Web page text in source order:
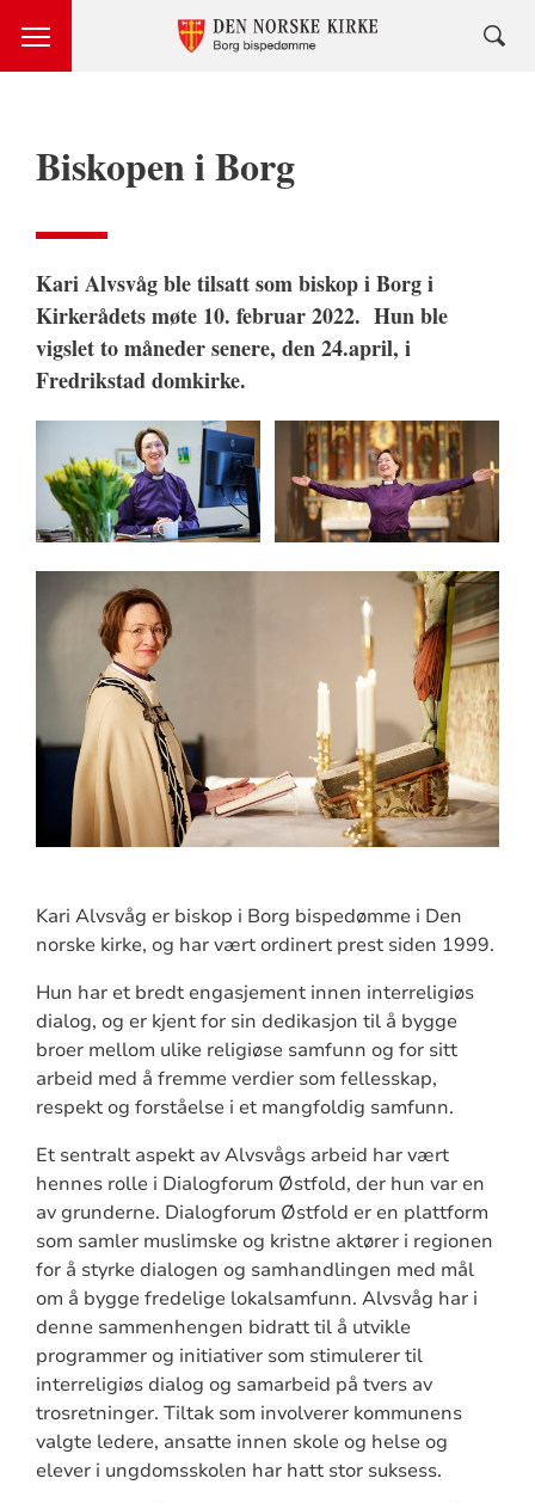
Biskopen i Borg
Kari Alvsvåg ble tilsatt som biskop i Borg i
Kirkerådets møte 10. februar 2022. Hun ble
vigslet to måneder senere, den 24.april, i
Fredrikstad domkirke.
Kari Alvsvåg er biskop i Borg bispedømme i Den
norske kirke, og har vært ordinert prest siden 1999.
Hun har et bredt engasjement innen interreligiøs
dialog, og er kjent for sin dedikasjon til å bygge
broer mellom ulike religiøse samfunn og for sitt
arbeid med å fremme verdier som fellesskap,
respekt og forståelse i et mangfoldig samfunn.
Et sentralt aspekt av Alvsvågs arbeid har vært
hennes rolle i Dialogforum Østfold, der hun var en
av grunderne. Dialogforum Østfold er en plattform
som samler muslimske og kristne aktører i regionen
for å styrke dialogen og samhandlingen med mål
om å bygge fredelige lokalsamfunn. Alvsvåg har i
denne sammenhengen bidratt til å utvikle
programmer og initiativer som stimulerer til
interreligiøs dialog og samarbeid på tvers av
trosretninger. Tiltak som involverer kommunens
valgte ledere, ansatte innen skole og helse og
elever i ungdomsskolen har hatt stor suksess.